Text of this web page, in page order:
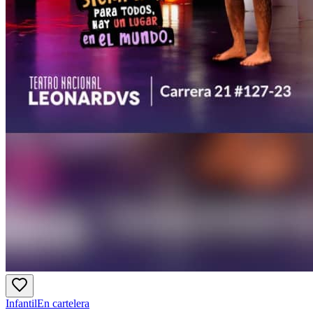
InfantilEn cartelera